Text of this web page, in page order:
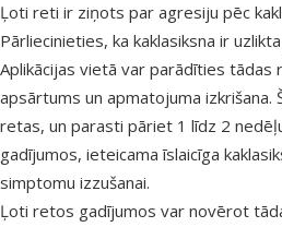
Ļoti reti ir ziņots par agresiju pēc
Pārliecinieties, ka kaklasiksna ir
Aplikācijas vietā var parādīties tādas
apsārtums un apmatojuma izkrišana.
retas, un parasti pāriet 1 līdz 2
gadījumos, ieteicama īslaicīga
simptomu izzušanai.
Ļoti retos gadījumos var novērot